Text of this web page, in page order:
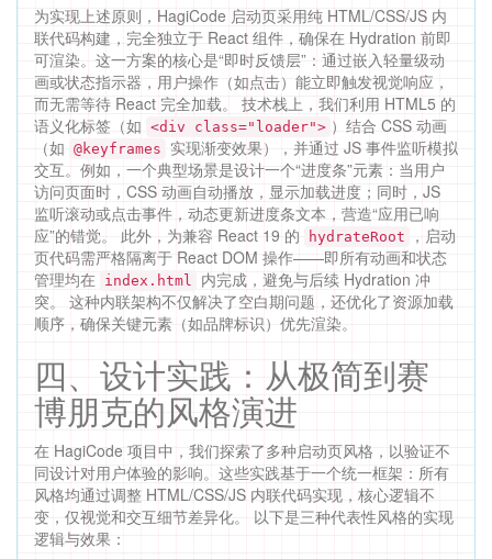
为实现上述原则，HagiCode 启动页采用纯 HTML/CSS/JS 内
联代码构建，完全独立于 React 组件，确保在 Hydration 前即
可渲染。这一方案的核心是“即时反馈层”：通过嵌入轻量级动
画或状态指示器，用户操作（如点击）能立即触发视觉响应，
而无需等待 React 完全加载。 技术栈上，我们利用 HTML5 的
语义化标签（如 <div class="loader"> ）结合 CSS 动画
（如 @keyframes
实现渐变效果），并通过 JS 事件监听模拟
交互。例如，一个典型场景是设计一个“进度条”元素：当用户
访问页面时，CSS 动画自动播放，显示加载进度；同时，JS
监听滚动或点击事件，动态更新进度条文本，营造“应用已响
应”的错觉。 此外，为兼容 React 19 的
hydrateRoot
，启动
页代码需严格隔离于 React DOM 操作——即所有动画和状态
管理均在
index.html
内完成，避免与后续 Hydration 冲
突。 这种内联架构不仅解决了空白期问题，还优化了资源加载
顺序，确保关键元素（如品牌标识）优先渲染。
四、设计实践：从极简到赛
博朋克的风格演进
在 HagiCode 项目中，我们探索了多种启动页风格，以验证不
同设计对用户体验的影响。这些实践基于一个统一框架：所有
风格均通过调整 HTML/CSS/JS 内联代码实现，核心逻辑不
变，仅视觉和交互细节差异化。 以下是三种代表性风格的实现
逻辑与效果：